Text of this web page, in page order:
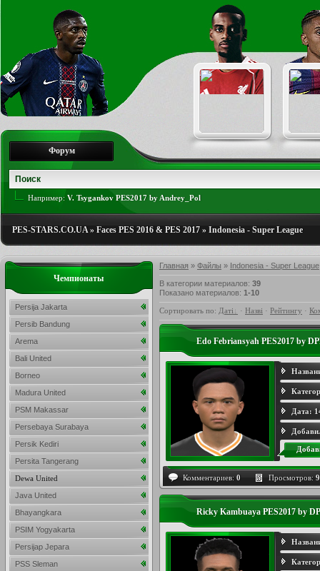
Форум
Например: V. Tsygankov PES2017 by Andrey_Pol
PES-STARS.CO.UA» Faces PES 2016 & PES 2017 » Indonesia - Super League
Главная » Файлы » Indonesia - Super League
В категории материалов: 39
Показано материалов: 1-10
Сортировать по: Даті · Назві · Рейтингу ·
Edo Febriansyah PES2017 by
Дата:
Комментариев: 0 Просмотров:
Ricky Kambuaya PES2017 by
Чемпионаты
Persija Jakarta
Persib Bandung
Arema
Bali United
Borneo
Madura United
PSM Makassar
Persebaya Surabaya
Persik Kediri
Persita Tangerang
Dewa United
Java United
Bhayangkara
PSIM Yogyakarta
Persijap Jepara
PSS Sleman